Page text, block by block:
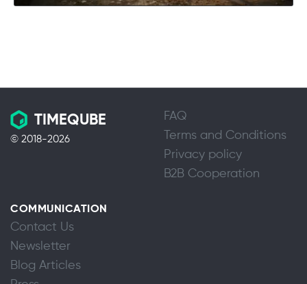
TIMEQUBE
© 2018-2026
FAQ
Terms and Conditions
Privacy policy
B2B Cooperation
COMMUNICATION
Contact Us
Newsletter
Blog Articles